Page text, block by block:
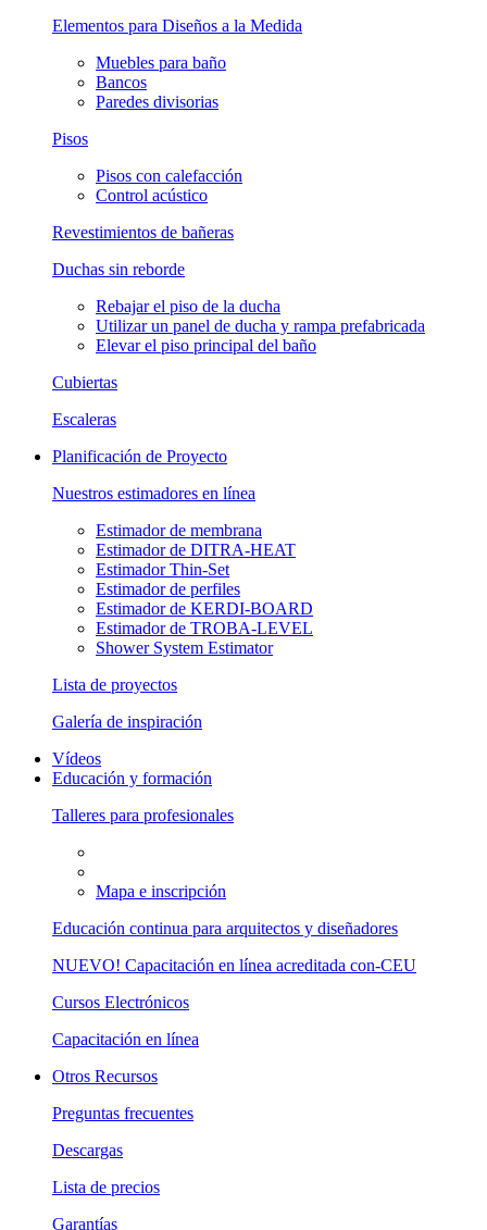
Elementos para Diseños a la Medida
Muebles para baño
Bancos
Paredes divisorias
Pisos
Pisos con calefacción
Control acústico
Revestimientos de bañeras
Duchas sin reborde
Rebajar el piso de la ducha
Utilizar un panel de ducha y rampa prefabricada
Elevar el piso principal del baño
Cubiertas
Escaleras
Planificación de Proyecto
Nuestros estimadores en línea
Estimador de membrana
Estimador de DITRA-HEAT
Estimador Thin-Set
Estimador de perfiles
Estimador de KERDI-BOARD
Estimador de TROBA-LEVEL
Shower System Estimator
Lista de proyectos
Galería de inspiración
Vídeos
Educación y formación
Talleres para profesionales
Mapa e inscripción
Educación continua para arquitectos y diseñadores
NUEVO! Capacitación en línea acreditada con-CEU
Cursos Electrónicos
Capacitación en línea
Otros Recursos
Preguntas frecuentes
Descargas
Lista de precios
Garantías